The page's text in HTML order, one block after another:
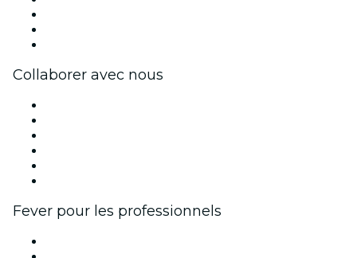
Collaborer avec nous
Fever pour les professionnels